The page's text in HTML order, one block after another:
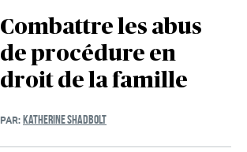
Combattre les abus
de procédure en
droit de la famille
PAR: KATHERINE SHADBOLT